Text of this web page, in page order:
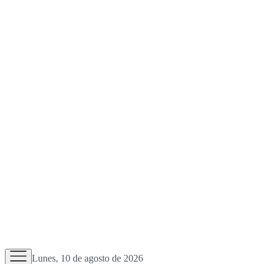
Lunes, 10 de agosto de 2026